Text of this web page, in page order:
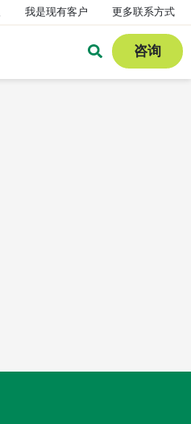
我是现有客户 更多联系方式
咨询